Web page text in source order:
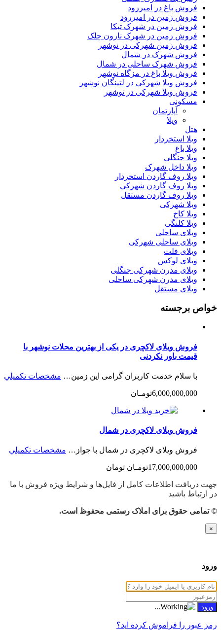
فروش باغ در امیررود
فروش زمین در امیررود
فروش زمین در شهرک تیکا
فروش زمین در شهرک نارون چلک
فروش زمین شهرکی در نوشهر
فروش شهرک در شمال
فروش شهرک ساحلی در شمال
فروش ویلا باغ در مزگاه نوشهر
فروش ویلا شهرکی در لتینگان نوشهر
فروش ویلا شهرکی در نوشهر
مسکونی
آپارتمان
ویلا
هتل
ویلا استخردار
ویلا باغ
ویلا جنگلی
ویلا داخل شهرک
ویلا روف گاردن استخردار
ویلا روف گاردن شهرکی
ویلا روف گاردن مستقل
ویلا شهرکی
ویلا کاخ
ویلا کلنگی
ویلای ساحلی
ویلای ساحلی شهرکی
ویلای فلت
ویلای لوکس
ویلای مدرن شهرکی جنگلی
ویلای مدرن شهرکی ساحلی
ویلای مستقل
خواص برجسته
فروش ویلای لاکچری در یکی از بهترین محلات نوشهر با
قیمت باور نکردنی
با سلام خدمت کاربران گرامی این زمین… مشخصات تكميلي
6,000,000,000تومـان
فروش ویلای لاکچری در شمال
فروش ویلای لاکچری در شمال با جواز… مشخصات تكميلي
17,000,000,000تومـان تومان
جهت دریافت اطلاعات کامل از فایل‌ها و شرایط ویژه فروش با ما
در ارتباط باشید
© تمامی حقوق برای املاک رستمی محفوظ است.
×
ورود
رمز عبور را فراموش کرده اید؟